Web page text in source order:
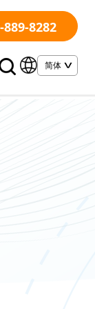
8282